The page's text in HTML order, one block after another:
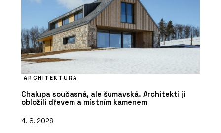
ARCHITEKTURA
Chalupa současná, ale šumavská. Architekti ji
obložili dřevem a místním kamenem
4. 8. 2026